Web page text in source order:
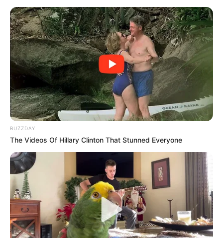
BUZZDAY
The Videos Of Hillary Clinton That Stunned Everyone